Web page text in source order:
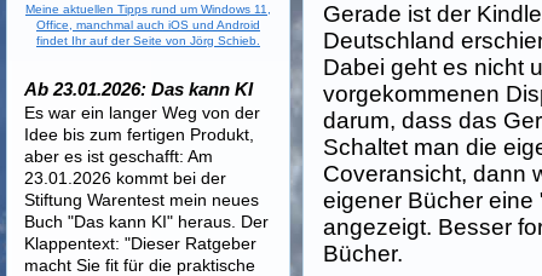
Gerade ist der
Deutschland
Dabei geht es nicht
vorgekommenen
darum, dass das
Schaltet man die
Coveransicht, dann
eigener Bücher
angezeigt. Besser
Bücher.
Meine aktuellen Tipps rund um Windows 11,
Office, manchmal auch iOS und Android
findet Ihr auf der Seite von Jörg Schieb.
Ab 23.01.2026: Das kann KI
Es war ein langer Weg von der
Idee bis zum fertigen Produkt,
aber es ist geschafft: Am
23.01.2026 kommt bei der
Stiftung Warentest mein neues
Buch "Das kann KI" heraus. Der
Klappentext: "Dieser Ratgeber
macht Sie fit für die praktische